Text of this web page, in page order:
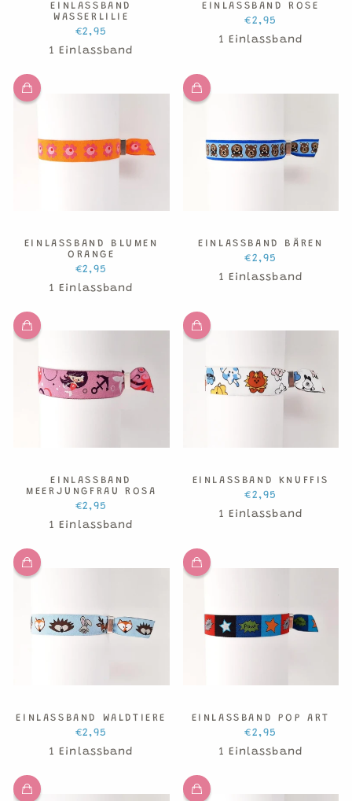
EINLASSBAND
WASSERLILIE
€2,95
1 Einlassband
EINLASSBAND ROSE
€2,95
1 Einlassband
EINLASSBAND BLUMEN
ORANGE
€2,95
1 Einlassband
EINLASSBAND BÄREN
€2,95
1 Einlassband
EINLASSBAND
MEERJUNGFRAU ROSA
€2,95
1 Einlassband
EINLASSBAND KNUFFIS
€2,95
1 Einlassband
EINLASSBAND WALDTIERE
€2,95
1 Einlassband
EINLASSBAND POP ART
€2,95
1 Einlassband